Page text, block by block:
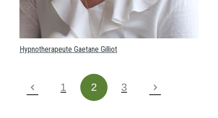
Hypnotherapeute Gaetane Gilliot
1 2 3